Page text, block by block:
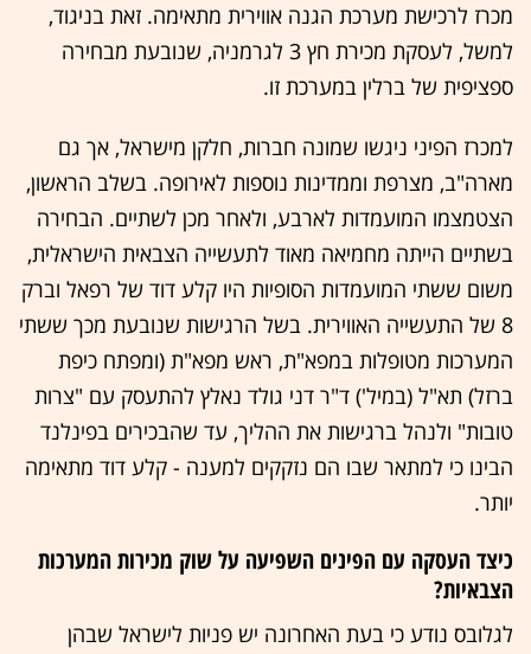
מכרז לרכישת מערכת הגנה אווירית מתאימה. זאת בניגוד,
למשל, לעסקת מכירת חץ 3 לגרמניה, שנובעת מבחירה
ספציפית של ברלין במערכת זו.
למכרז הפיני ניגשו שמונה חברות, חלקן מישראל, אך גם
מארה"ב, מצרפת וממדינות נוספות לאירופה. בשלב הראשון,
הצטמצמו המועמדות לארבע, ולאחר מכן לשתיים. הבחירה
בשתיים הייתה מחמיאה מאוד לתעשייה הצבאית הישראלית,
משום ששתי המועמדות הסופיות היו קלע דוד של רפאל וברק
8 של התעשייה האווירית. בשל הרגישות שנובעת מכך ששתי
המערכות מטופלות במפא"ת, ראש מפא"ת (ומפתח כיפת
ברזל) תא"ל (במיל') ד"ר דני גולד נאלץ להתעסק עם "צרות
טובות" ולנהל ברגישות את ההליך, עד שהבכירים בפינלנד
הבינו כי למתאר שבו הם נזקקים למענה - קלע דוד מתאימה
יותר.
כיצד העסקה עם הפינים השפיעה על שוק מכירות המערכות
הצבאיות?
לגלובס נודע כי בעת האחרונה יש פניות לישראל שבהן